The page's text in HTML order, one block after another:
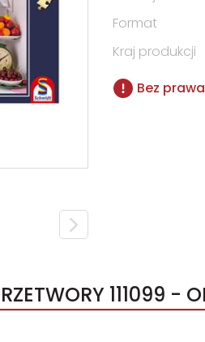
Format
Kraj produkcji
Bez
111099 -